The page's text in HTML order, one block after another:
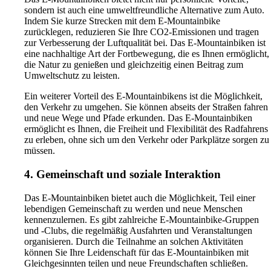
sondern ist auch eine umweltfreundliche Alternative zum Auto.
Indem Sie kurze Strecken mit dem E-Mountainbike
zurücklegen, reduzieren Sie Ihre CO2-Emissionen und tragen
zur Verbesserung der Luftqualität bei. Das E-Mountainbiken ist
eine nachhaltige Art der Fortbewegung, die es Ihnen ermöglicht,
die Natur zu genießen und gleichzeitig einen Beitrag zum
Umweltschutz zu leisten.
Ein weiterer Vorteil des E-Mountainbikens ist die Möglichkeit,
den Verkehr zu umgehen. Sie können abseits der Straßen fahren
und neue Wege und Pfade erkunden. Das E-Mountainbiken
ermöglicht es Ihnen, die Freiheit und Flexibilität des Radfahrens
zu erleben, ohne sich um den Verkehr oder Parkplätze sorgen zu
müssen.
4. Gemeinschaft und soziale Interaktion
Das E-Mountainbiken bietet auch die Möglichkeit, Teil einer
lebendigen Gemeinschaft zu werden und neue Menschen
kennenzulernen. Es gibt zahlreiche E-Mountainbike-Gruppen
und -Clubs, die regelmäßig Ausfahrten und Veranstaltungen
organisieren. Durch die Teilnahme an solchen Aktivitäten
können Sie Ihre Leidenschaft für das E-Mountainbiken mit
Gleichgesinnten teilen und neue Freundschaften schließen.